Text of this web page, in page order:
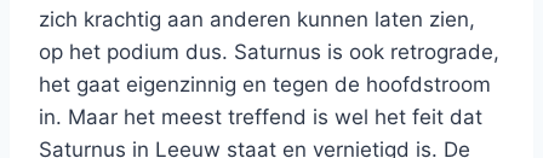
zich krachtig aan anderen kunnen laten zien,
op het podium dus. Saturnus is ook retrograde,
het gaat eigenzinnig en tegen de hoofdstroom
in. Maar het meest treffend is wel het feit dat
Saturnus in Leeuw staat en vernietigd is. De